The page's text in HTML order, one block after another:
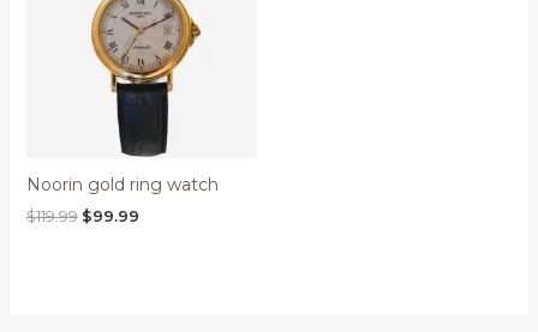
Noorin gold ring watch
$119.99 Il
$99.99Il